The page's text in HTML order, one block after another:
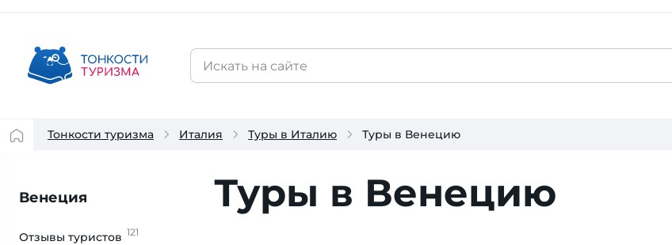
Тонкости туризма Италия Туры в Италию Туры в Венецию
Венеция
Отзывы туристов 121
Туры в Венецию